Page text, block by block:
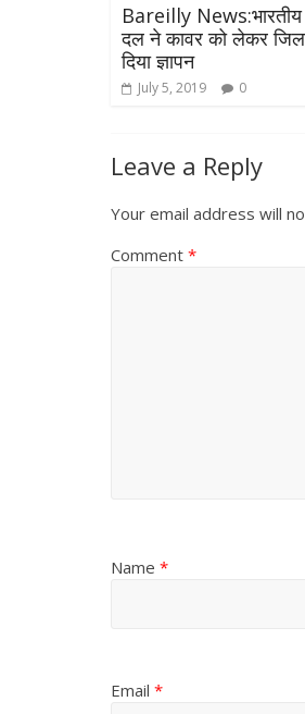
Bareilly News:भारतीय
दल ने कावर को लेकर
दिया ज्ञापन
July 5, 2019 0
Leave a Reply
Your email address will
Comment *
Name *
Email *